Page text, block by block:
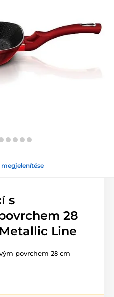
megjelenítése
s
28
Line
povrchem 28 cm